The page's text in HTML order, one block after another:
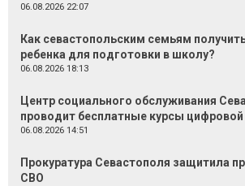
06.08.2026 22:07
Как севастопольским семьям
ребенка для подготовки в школу?
06.08.2026 18:13
Центр социального обслуживания
проводит бесплатные курсы
06.08.2026 14:51
Прокуратура Севастополя защитила
СВО